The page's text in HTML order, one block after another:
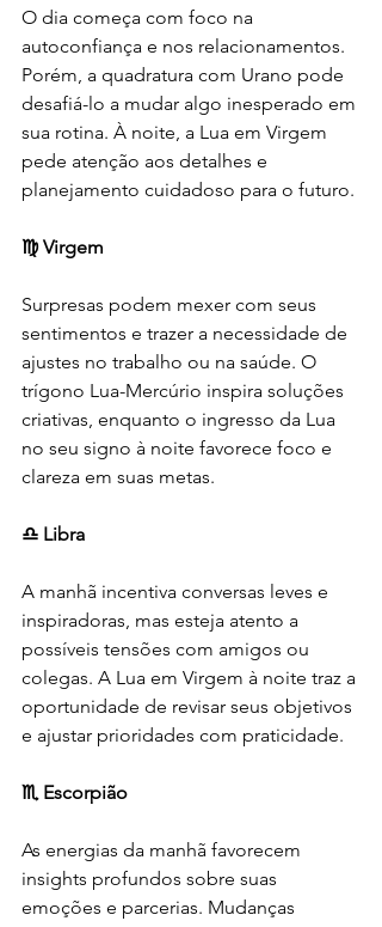
O dia começa com foco na
autoconfiança e nos relacionamentos.
Porém, a quadratura com Urano pode
desafiá-lo a mudar algo inesperado em
sua rotina. À noite, a Lua em Virgem
pede atenção aos detalhes e
planejamento cuidadoso para o futuro.
♍ Virgem
Surpresas podem mexer com seus
sentimentos e trazer a necessidade de
ajustes no trabalho ou na saúde. O
trígono Lua-Mercúrio inspira soluções
criativas, enquanto o ingresso da Lua
no seu signo à noite favorece foco e
clareza em suas metas.
♎ Libra
A manhã incentiva conversas leves e
inspiradoras, mas esteja atento a
possíveis tensões com amigos ou
colegas. A Lua em Virgem à noite traz a
oportunidade de revisar seus objetivos
e ajustar prioridades com praticidade.
♏ Escorpião
As energias da manhã favorecem
insights profundos sobre suas
emoções e parcerias. Mudanças